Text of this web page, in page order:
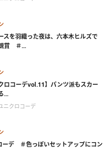
スを羽織った夜は、六本木ヒルズで
賞 ＃...
ロコーデvol.11】パンツ派もスカー
...
ニクロコーデ
ーデ ＃色っぽいセットアップにコン